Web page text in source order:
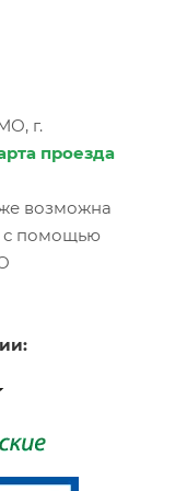
г.
проезда
возможна
с помощью